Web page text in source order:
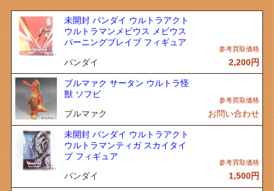
未開封 バンダイ ウルトラアクト
ウルトラマンメビウス メビウス
バーニングブレイブ フィギュア
バンダイ 2,200円
ブルマァク サータン ウルトラ怪
獣 ソフビ
ブルマァク お問い合わせ
未開封 バンダイ ウルトラアクト
ウルトラマンティガ スカイタイ
プ フィギュア
バンダイ 1,500円